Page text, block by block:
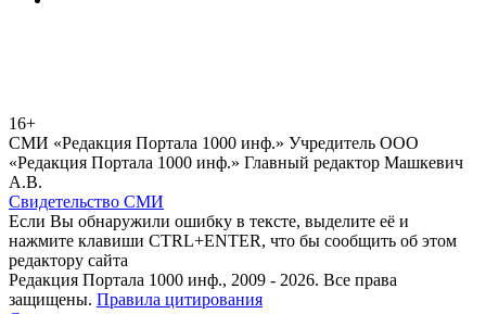
16+
СМИ «Редакция Портала 1000 инф.» Учредитель ООО
«Редакция Портала 1000 инф.» Главный редактор Машкевич
А.В.
Свидетельство СМИ
Если Вы обнаружили ошибку в тексте, выделите её и
нажмите клавиши CTRL+ENTER, что бы сообщить об этом
редактору сайта
Редакция Портала 1000 инф., 2009 - 2026. Все права
защищены. Правила цитирования